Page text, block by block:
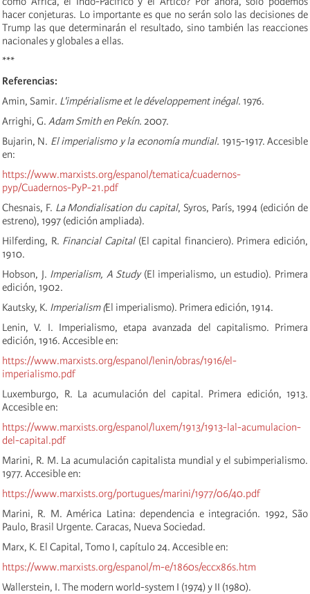
hacer conjeturas. Lo importante es que no serán solo las decisiones de
Trump las que determinarán el resultado, sino también las reacciones
nacionales y globales a ellas.
***
Referencias:
Amin, Samir. L'impérialisme et le développement inégal. 1976.
Arrighi, G. Adam Smith en Pekín. 2007.
Bujarin, N. El imperialismo y la economía mundial. 1915-1917. Accesible
en:
https://www.marxists.org/espanol/tematica/cuadernos-
pyp/Cuadernos-PyP-21.pdf
Chesnais, F. La Mondialisation du capital, Syros, París, 1994 (edición de
estreno), 1997 (edición ampliada).
Hilferding, R. Financial Capital(El capital financiero). Primera edición,
1910.
Hobson, J. Imperialism, A Study(El imperialismo, un estudio). Primera
edición, 1902.
Kautsky, K. Imperialism (El imperialismo). Primera edición, 1914.
Lenin, V. I. Imperialismo, etapa avanzada del capitalismo. Primera
edición, 1916. Accesible en:
https://www.marxists.org/espanol/lenin/obras/1916/el-
imperialismo.pdf
Luxemburgo, R. La acumulación del capital. Primera edición, 1913.
Accesible en:
https://www.marxists.org/espanol/luxem/1913/1913-lal-acumulacion-
del-capital.pdf
Marini, R. M. La acumulación capitalista mundial y el subimperialismo.
1977. Accesible en:
https://www.marxists.org/portugues/marini/1977/06/40.pdf
Marini, R. M. América Latina: dependencia e integración. 1992, São
Paulo, Brasil Urgente. Caracas, Nueva Sociedad.
Marx, K. El Capital, Tomo I, capítulo 24. Accesible en:
https://www.marxists.org/espanol/m-e/1860s/eccx86s.htm
Wallerstein, I. The modern world-system I (1974) y II (1980).